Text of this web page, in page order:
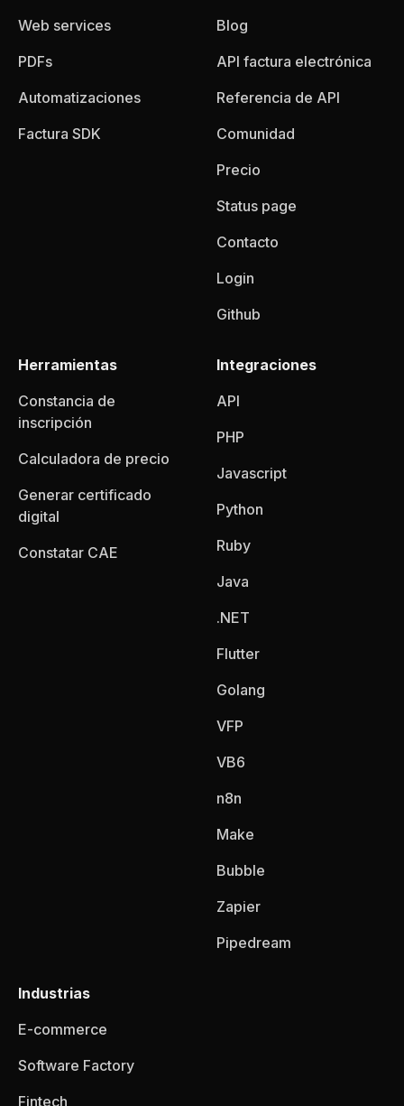
Web services
PDFs
Automatizaciones
Factura SDK
Blog
API factura electrónica
Referencia de API
Comunidad
Precio
Status page
Contacto
Login
Github
Herramientas
Constancia de
inscripción
Calculadora de precio
Generar certificado
digital
Constatar CAE
Integraciones
API
PHP
Javascript
Python
Ruby
Java
.NET
Flutter
Golang
VFP
VB6
n8n
Make
Bubble
Zapier
Pipedream
Industrias
E-commerce
Software Factory
Fintech